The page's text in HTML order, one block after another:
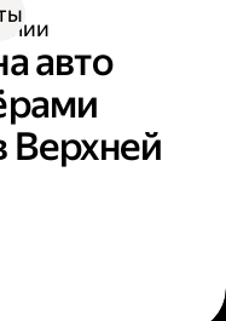
авто
Верхней